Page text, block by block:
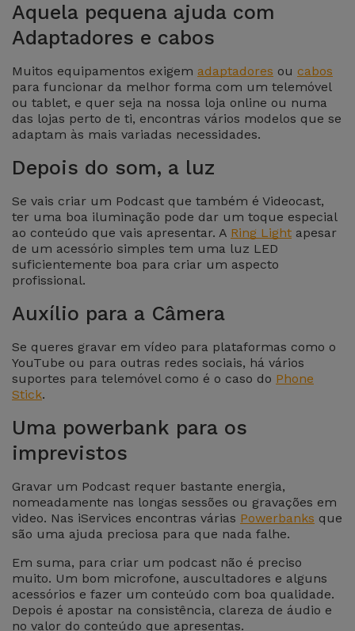
tudo
Higiene
e Casa
Carteiras,
Bolsas e
Malas
Localizadores
e Acessórios
Mobilidade,
Auto e
Bicicleta
Acessórios
Computador
Acessórios
iPad e
Tablet
Kids
Ver
Aquela pequena ajuda com
Adaptadores e cabos
Muitos equipamentos exigem adaptadores ou cabos
para funcionar da melhor forma com um telemóvel
ou tablet, e quer seja na nossa loja online ou numa
das lojas perto de ti, encontras vários modelos que se
adaptam às mais variadas necessidades.
Depois do som, a luz
Se vais criar um Podcast que também é Videocast,
ter uma boa iluminação pode dar um toque especial
ao conteúdo que vais apresentar. A Ring Light apesar
de um acessório simples tem uma luz LED
suficientemente boa para criar um aspecto
profissional.
Auxílio para a Câmera
Se queres gravar em vídeo para plataformas como o
YouTube ou para outras redes sociais, há vários
suportes para telemóvel como é o caso do Phone
Stick.
Uma powerbank para os
imprevistos
Gravar um Podcast requer bastante energia,
nomeadamente nas longas sessões ou gravações em
video. Nas iServices encontras várias Powerbanks que
são uma ajuda preciosa para que nada falhe.
Em suma, para criar um podcast não é preciso
muito. Um bom microfone, auscultadores e alguns
acessórios e fazer um conteúdo com boa qualidade.
Depois é apostar na consistência, clareza de áudio e
no valor do conteúdo que apresentas.